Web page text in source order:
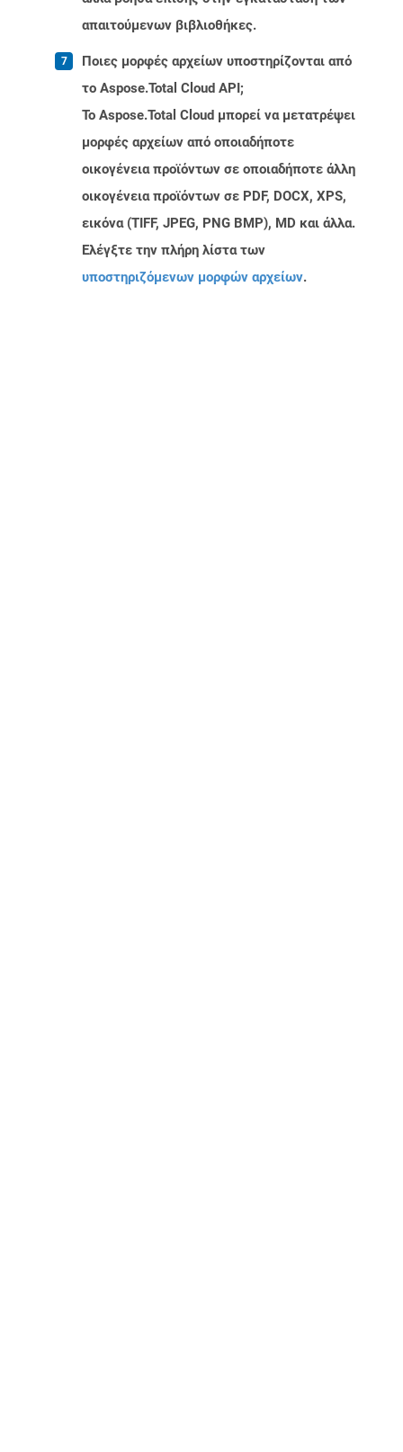
απαιτούμενων βιβλιοθήκες.
Ποιες μορφές αρχείων υποστηρίζονται από
το Aspose.Total Cloud API;
Το Aspose.Total Cloud μπορεί να μετατρέψει
μορφές αρχείων από οποιαδήποτε
οικογένεια προϊόντων σε οποιαδήποτε άλλη
οικογένεια προϊόντων σε PDF, DOCX, XPS,
εικόνα (TIFF, JPEG, PNG BMP), MD και άλλα.
Ελέγξτε την πλήρη λίστα των
υποστηριζόμενων μορφών αρχείων.